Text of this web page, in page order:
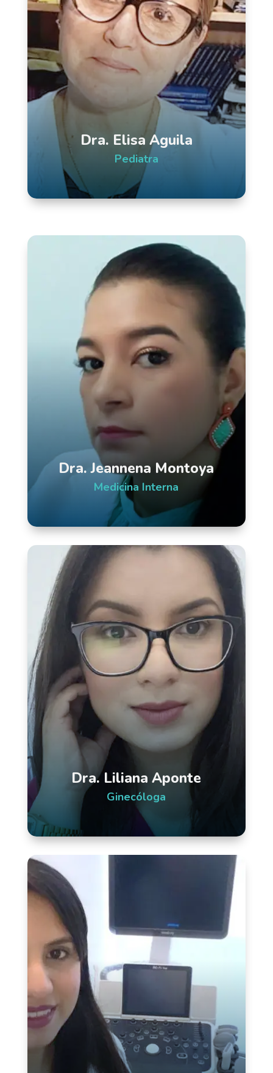
Dra. Elisa Aguila
Pediatra
Dra. Jeannena Montoya
Medicina Interna
Dra. Liliana Aponte
Ginecóloga